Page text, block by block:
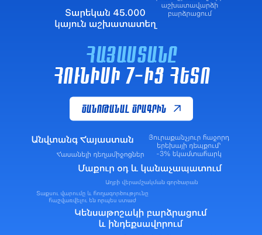
ՀԱՅԱՍՏԱՆԸ
ՀՈՒՆԻՍԻ 7-ԻՑ ՀԵՏՈ
ԾԱՆՈԹԱՆԱԼ ԾՐԱԳՐԻՆ